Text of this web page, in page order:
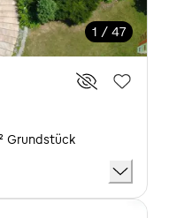
1 / 47
Grundstück